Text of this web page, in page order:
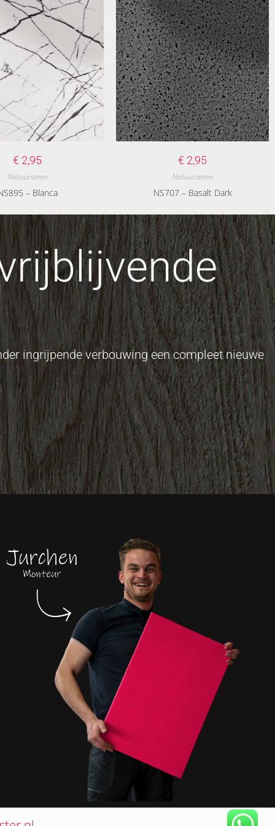
€ 2,95
Natuursteen
– Blanca
€ 2,95
Natuursteen
NS707 – Basalt Dark
ingrijpende verbouwing een compleet nieuwe